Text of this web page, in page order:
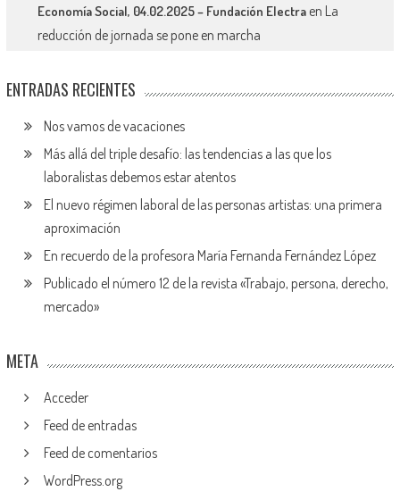
Economía Social, 04.02.2025 – Fundación Electraen La
reducción de jornada se pone en marcha
ENTRADAS RECIENTES
Nos vamos de vacaciones
Más allá del triple desafío: las tendencias a las que los
laboralistas debemos estar atentos
El nuevo régimen laboral de las personas artistas: una primera
aproximación
En recuerdo de la profesora María Fernanda Fernández López
Publicado el número 12 de la revista «Trabajo, persona, derecho,
mercado»
META
Acceder
Feed de entradas
Feed de comentarios
WordPress.org